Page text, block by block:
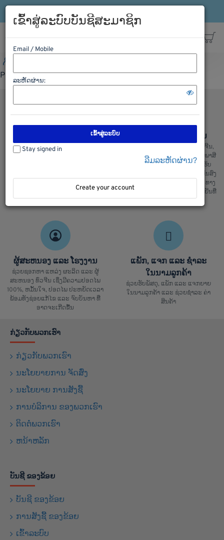
Please Login first
ພວກເຮົາມີລະບົບການຮັກສາຄວາມປອດ
ການຂົນສົ່ງ ຈີນ ລາວ ຈີນ
ບໍລິການຂົນສົ່ງ ຈີນ ລາວ ແລະ ລາວຈີນ,
ຂົນສົ່ງ ໄທ ລາວ ແລະ ລາວ ໄທ, ເຄັຍພາສີ
ແລ່ນຫນັງສື ຊິ້ບປີ້ງ ພ້ອມທັງມີລົດ ຮັບ
ເຄື່ອງຈາກຫນ້າໂຮງງານ ສະເພາະ ຂົນສົ່ງ
ທງຈີນ : ພວກເຮົາມີ ຂົນສົ່ງ ທາງລົດ, ທາງ
ເຮື່ອ, ທາງລົດໄຟ ແລະ ຂົນສົ່ງເຄື່ອງເຢັນທີ່
ສ່າງຄຸນມີ້ງ
ຜູ້ສະຫນອງ ແລະ ໂຮງງານ
ຊ່ວຍຊອກຫາ ແຫລ່ງ ຜະລິດ ແລະ ຜູ້
ສະຫນອງ ທົ່ວຈີນ ເຊິ່ງມີຄວາມປອດໄພ
100%, ຫມັ້ນໃຈ, ປອດໄພ ປະຫຍັດເວລາ
ພ້ອມທັງຊ່ອຍແກ້ໄຂ ແລະ ຈົບບັນຫາ ທີ່
ອາດຈະເກີດຂື້ນ
ແພັກ, ແຈກ ແລະ ຊຳລະ
ໃນນາມລູກຄ້າ
ຊ່ວຍຮັບພັສດຸ, ແພັກ ແລະ ແຈກຍາຍ
ໃນນາມລູກຄ້າ ແລະ ຊ່ວຍຊຳລະ ຄ່າ
ສິນຄ້າ
ກ່ຽວກັບພວກເຮົາ
ກ່ຽວກັບພວກເຮົາ
ນະໂຍບາຍການ ຈັດສົ່ງ
ນະໂຍບາຍ ການສັງຊື້
ການບໍລິການ ຂອງພວກເຮົາ
ຕິດຕໍ່ພວກເຮົາ
ຫນ້າຫລັກ
ບັນຊີ ຂອງຂ້ອຍ
ບັນຊີ ຂອງຂ້ອຍ
ການສັງຊື້ ຂອງຂ້ອຍ
ເຂົ້າລະບົບ
ເຂົ້າສູ່ລະບົບບັນຊີສະມາຊິກ
Email / Mobile
ລະຫັດຜ່ານ:
ເຂົ້າສູ່ລະບົບ
Stay signed in
ລືມລະຫັດຜ່ານ?
Create your account